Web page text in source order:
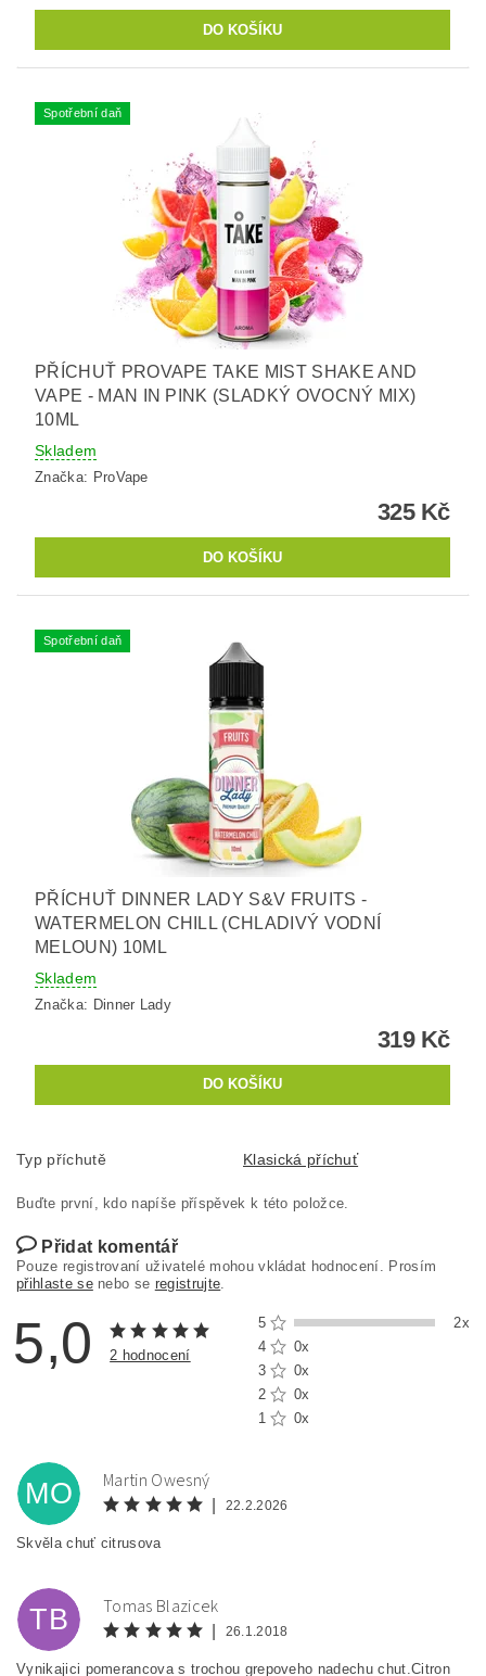
Spotřební daň
PŘÍCHUŤ PROVAPE TAKE MIST SHAKE AND
VAPE - MAN IN PINK (SLADKÝ OVOCNÝ MIX)
10ML
Skladem
Značka: ProVape
325 Kč
Spotřební daň
PŘÍCHUŤ DINNER LADY S&V FRUITS -
WATERMELON CHILL (CHLADIVÝ VODNÍ
MELOUN) 10ML
Skladem
Značka: Dinner Lady
319 Kč
Typ příchutě Klasická příchuť
Buďte první, kdo napíše příspěvek k této položce.
Přidat komentář
Pouze registrovaní uživatelé mohou vkládat hodnocení. Prosím
přihlaste senebo se registrujte
5,0 2 hodnocení
5
2x
4
0x
3
0x
2
0x
1
0x
MO Martin Owesný
22.2.2026
Skvěla chuť citrusova
TB Tomas Blazicek
26.1.2018
Vynikajici pomerancova s trochou grepoveho nadechu chut.Citron